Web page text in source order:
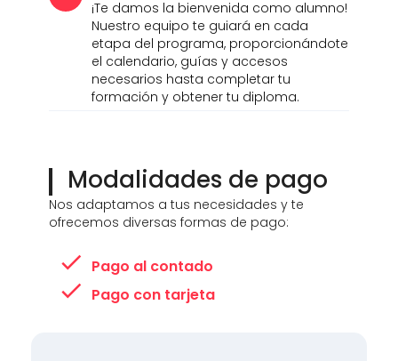
¡Te damos la bienvenida como alumno!
Nuestro equipo te guiará en cada
etapa del programa, proporcionándote
el calendario, guías y accesos
necesarios hasta completar tu
formación y obtener tu diploma.
Modalidades de pago
Nos adaptamos a tus necesidades y te
ofrecemos diversas formas de pago:
Pago al contado
Pago con tarjeta